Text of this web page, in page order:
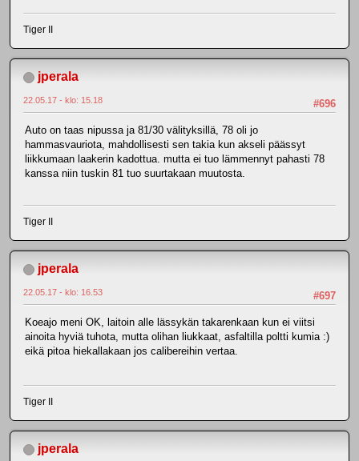
Tiger II
jperala
#696
22.05.17 - klo: 15.18
Auto on taas nipussa ja 81/30 välityksillä, 78 oli jo
hammasvauriota, mahdollisesti sen takia kun akseli päässyt
liikkumaan laakerin kadottua. mutta ei tuo lämmennyt pahasti 78
kanssa niin tuskin 81 tuo suurtakaan muutosta.
Tiger II
jperala
#697
22.05.17 - klo: 16.53
Koeajo meni OK, laitoin alle lässykän takarenkaan kun ei viitsi
ainoita hyviä tuhota, mutta olihan liukkaat, asfaltilla poltti kumia :)
eikä pitoa hiekallakaan jos calibereihin vertaa.
Tiger II
jperala